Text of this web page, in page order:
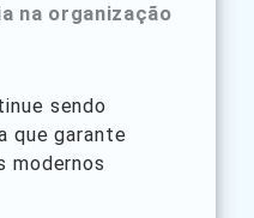
na organização
sendo
que garante
modernos